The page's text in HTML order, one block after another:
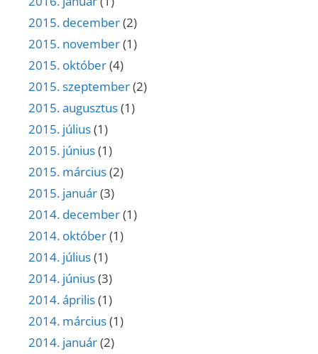
2015. december(2)
2015. november(1)
2015. október(4)
2015. szeptember(2)
2015. augusztus(1)
2015. július(1)
2015. június(1)
2015. március(2)
2015. január(3)
2014. december(1)
2014. október(1)
2014. július(1)
2014. június(3)
2014. április(1)
2014. március(1)
2014. január(2)